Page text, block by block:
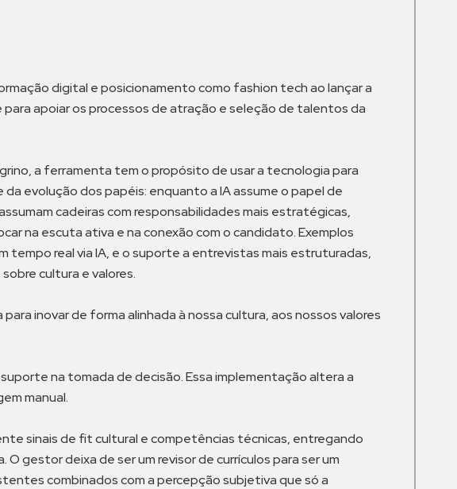
digital e posicionamento como fashion tech ao lançar a
apoiar os processos de atração e seleção de talentos da
a ferramenta tem o propósito de usar a tecnologia para
evolução dos papéis: enquanto a IA assume o papel de
cadeiras com responsabilidades mais estratégicas,
na escuta ativa e na conexão com o candidato. Exemplos
real via IA, e o suporte a entrevistas mais estruturadas,
cultura e valores.
inovar de forma alinhada à nossa cultura, aos nossos valores
na tomada de decisão. Essa implementação altera a
manual.
sinais de fit cultural e competências técnicas, entregando
gestor deixa de ser um revisor de currículos para ser um
combinados com a percepção subjetiva que só a